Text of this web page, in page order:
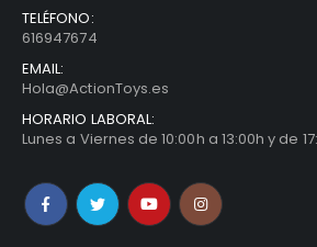
TELÉFONO:
616947674
EMAIL:
Hola@ActionToys.es
HORARIO LABORAL:
Lunes a Viernes de 10:00h a 13:00h y de